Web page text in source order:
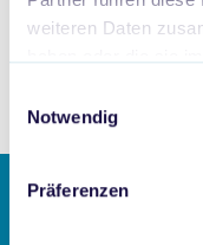
weiteren Daten
Notwendig
Präferenzen
PSP